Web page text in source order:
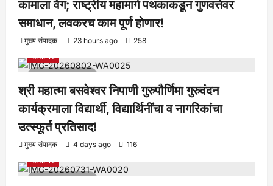
कामाला वेग; राष्ट्रीय महामार्ग पथकाकडून गुणवत्तेवर
समाधान, लवकरच काम पूर्ण होणार!
मुख्य संपादक 23 hours ago 258
1 minute read
आरोग्य क्रीडा ताज्या बातम्या निपाणी परिसर
श्री महात्मा बसवेश्वर निपाणी गुरुपौर्णिमा गुरुवंदन
कार्यक्रमाला विद्यार्थी, विद्यार्थिनींचा व नागरिकांचा
उत्स्फूर्त प्रतिसाद!
मुख्य संपादक 4 days ago 116
1 minute read
आरोग्य क्रीडा ताज्या बातम्या निपाणी परिसर